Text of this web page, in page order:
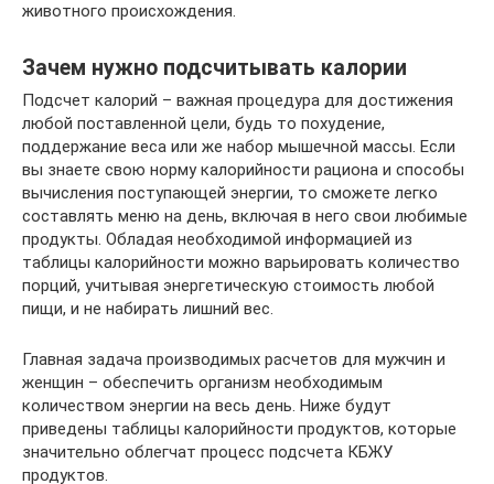
животного происхождения.
Зачем нужно подсчитывать калории
Подсчет калорий – важная процедура для достижения
любой поставленной цели, будь то похудение,
поддержание веса или же набор мышечной массы. Если
вы знаете свою норму калорийности рациона и способы
вычисления поступающей энергии, то сможете легко
составлять меню на день, включая в него свои любимые
продукты. Обладая необходимой информацией из
таблицы калорийности можно варьировать количество
порций, учитывая энергетическую стоимость любой
пищи, и не набирать лишний вес.
Главная задача производимых расчетов для мужчин и
женщин – обеспечить организм необходимым
количеством энергии на весь день. Ниже будут
приведены таблицы калорийности продуктов, которые
значительно облегчат процесс подсчета КБЖУ
продуктов.